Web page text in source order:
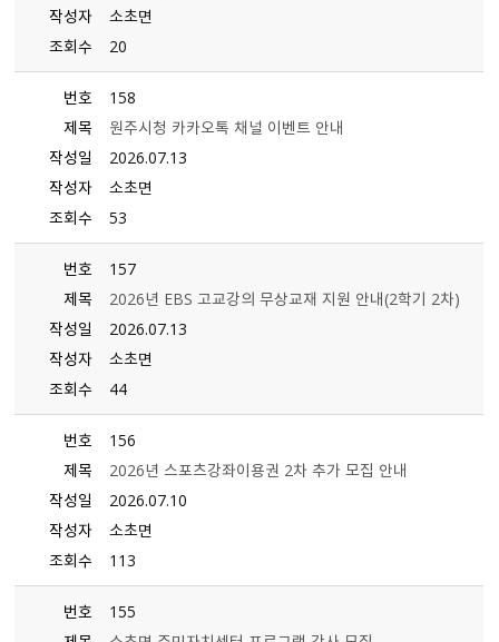
작성자
소초면
조회수
20
번호
158
제목
원주시청 카카오톡 채널 이벤트 안내
작성일
2026.07.13
작성자
소초면
조회수
53
번호
157
제목
2026년 EBS 고교강의 무상교재 지원 안내(2학기 2차)
작성일
2026.07.13
작성자
소초면
조회수
44
번호
156
제목
2026년 스포츠강좌이용권 2차 추가 모집 안내
작성일
2026.07.10
작성자
소초면
조회수
113
번호
155